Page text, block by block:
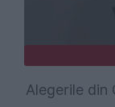
Alegerile din